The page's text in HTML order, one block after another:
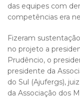
das equipes com
competências era
Fizeram
no projeto a
Prudêncio, o
presidente da
do Sul (Ajufergs),
da Associação dos